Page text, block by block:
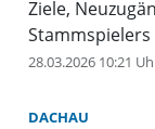
Ziele,
28.03.2026 10:21
DACHAU